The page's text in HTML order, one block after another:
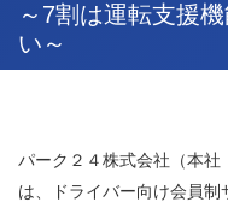
～7割は運転支援
い～
パーク２４株式会社（本社
は、ドライバー向け会員